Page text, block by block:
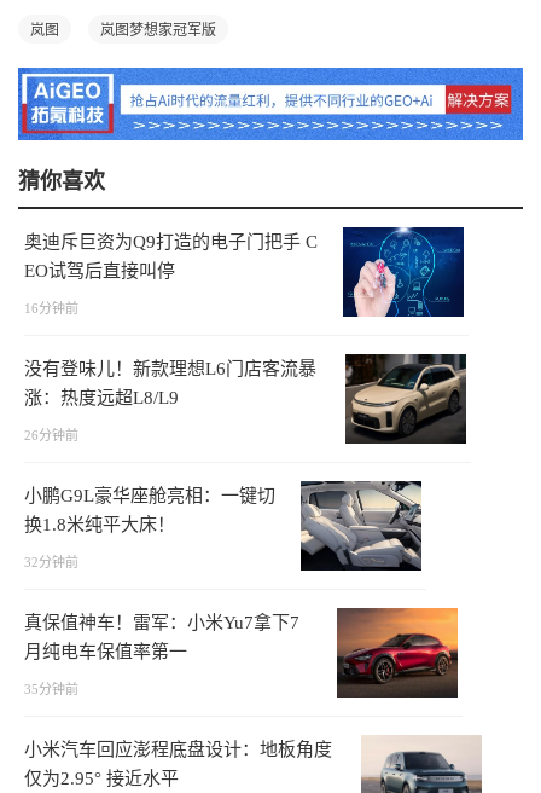
岚图 岚图梦想家冠军版
猜你喜欢
奥迪斥巨资为Q9打造的电子门把手 C
EO试驾后直接叫停
16分钟前
没有登味儿！新款理想L6门店客流暴
涨：热度远超L8/L9
26分钟前
小鹏G9L豪华座舱亮相：一键切
换1.8米纯平大床！
32分钟前
真保值神车！雷军：小米Yu7拿下7
月纯电车保值率第一
35分钟前
小米汽车回应澎程底盘设计：地板角度
仅为2.95° 接近水平